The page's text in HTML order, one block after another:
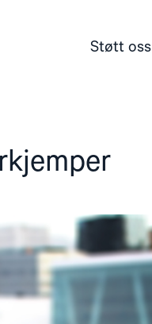
Støtt oss